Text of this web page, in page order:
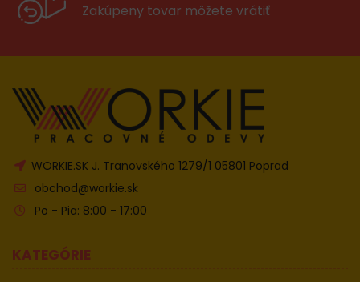
Zakúpeny tovar môžete vrátiť
WORKIE.SK J. Tranovského 1279/1 05801 Poprad
obchod@workie.sk
Po - Pia: 8:00 - 17:00
KATEGÓRIE